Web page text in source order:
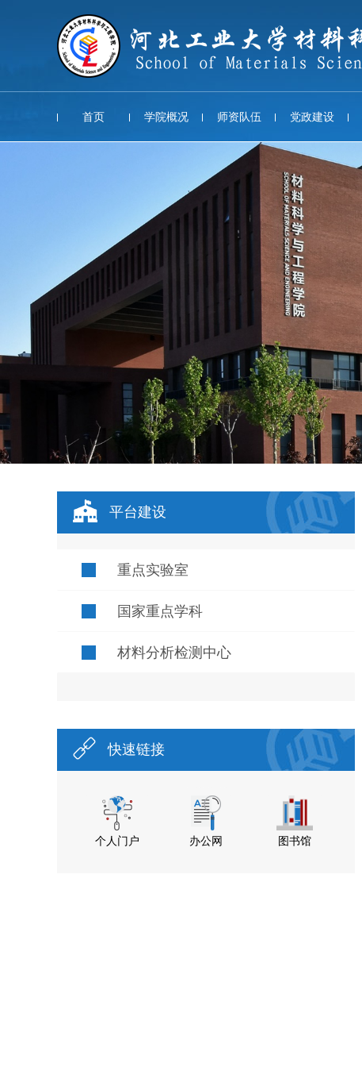
首页 学院概况 师资队伍 党政建设
平台建设
重点实验室
国家重点学科
材料分析检测中心
快速链接
个人门户 办公网 图书馆